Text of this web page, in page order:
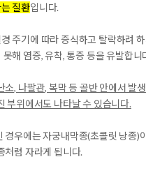
질환입니다.
주기에 따라 증식하고 탈락하려
해 염증, 유착, 통증 등을 유발합니
소, 나팔관, 복막 등 골반 안에서 발
부위에서도 나타날 수 있습니다.
경우에는 자궁내막종(초콜릿 낭종)
처럼 자라게 됩니다.